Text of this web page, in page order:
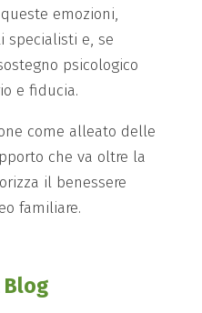
emozioni,
specialisti e, se
psicologico
e fiducia.
come alleato delle
che va oltre la
il benessere
familiare.